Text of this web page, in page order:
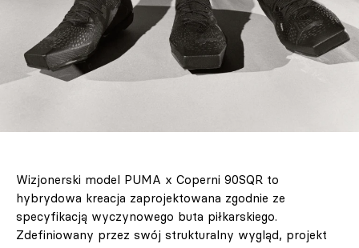
Wizjonerski model PUMA x Coperni 90SQR to
hybrydowa kreacja zaprojektowana zgodnie ze
specyfikacją wyczynowego buta piłkarskiego.
Zdefiniowany przez swój strukturalny wygląd, projekt